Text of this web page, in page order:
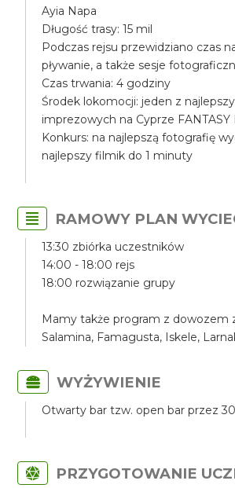
Ayia Napa
Długość trasy: 15 mil
Podczas rejsu przewidziano czas
pływanie, a także sesje
Czas trwania: 4 godziny
Środek lokomocji: jeden z
imprezowych na Cyprze FANTASY
Konkurs: na najlepszą fotografię
najlepszy filmik do 1 minuty
RAMOWY PLAN
13:30 zbiórka uczestników
14:00 - 18:00 rejs
18:00 rozwiązanie grupy
Mamy także program z dowozem
Salamina, Famagusta, Iskele,
WYŻYWIENIE
Otwarty bar tzw. open bar przez
PRZYGOTOWANIE